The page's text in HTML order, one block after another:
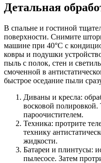
Детальная
В спальне и гостиной
поверхности. Снимите
машине при 40°C с
ковры и подушки
пыль с полок, стен и
смоченной в
быстрое оседание пыли
Диваны и кресла:
восковой
пароочистителем.
Техника: протрите
технику
жидкости.
Батареи и плинтусы:
пылесосе. Затем